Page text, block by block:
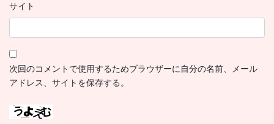
サイト
次回のコメントで使用するためブラウザーに自分の名前、メール
アドレス、サイトを保存する。